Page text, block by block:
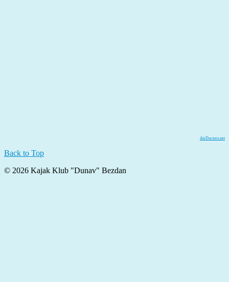
AirDuctors.net
Back to Top
© 2026 Kajak Klub "Dunav" Bezdan